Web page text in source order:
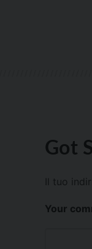
Got
Il tuo
Your